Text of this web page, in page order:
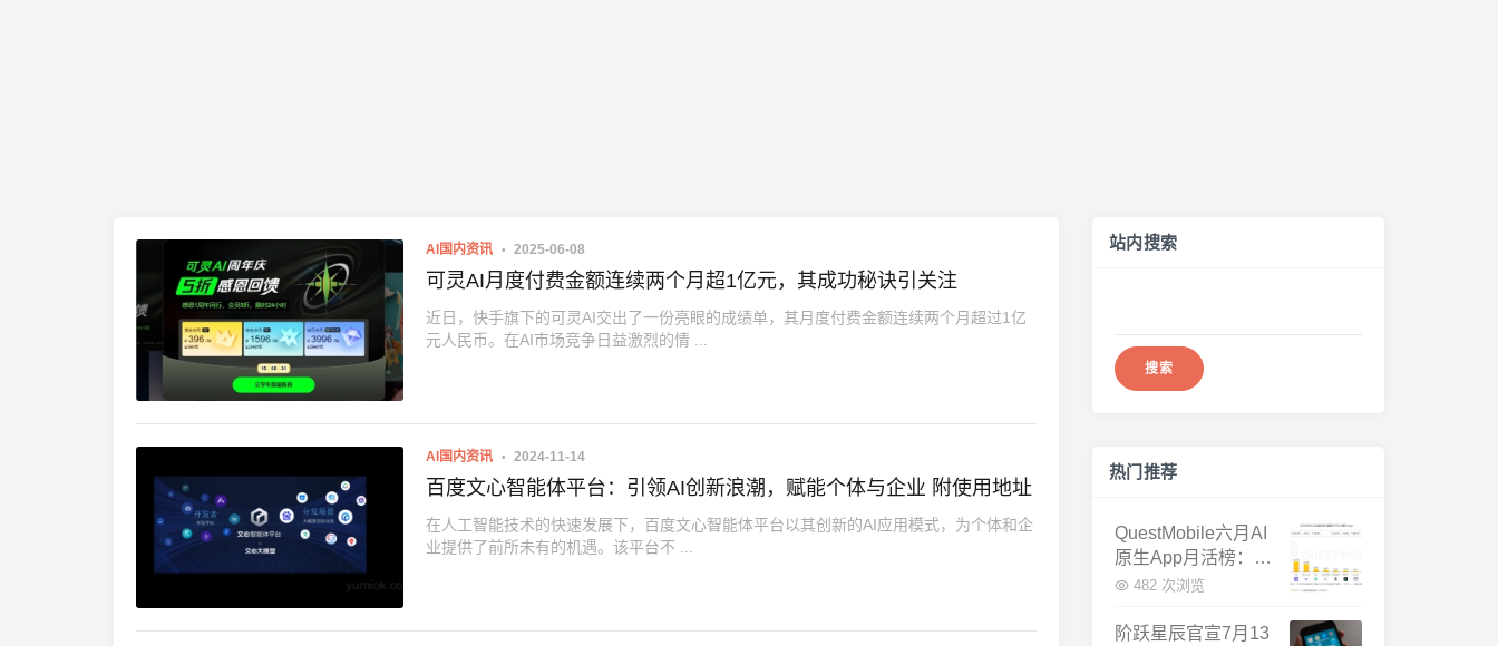
AI国内资讯 2025-06-08
可灵AI月度付费金额连续两个月超1亿元，其成功秘诀引关注
近日，快手旗下的可灵AI交出了一份亮眼的成绩单，其月度付费金额连续两个月超过1亿
元人民币。在AI市场竞争日益激烈的情 ...
AI国内资讯 2024-11-14
百度文心智能体平台：引领AI创新浪潮，赋能个体与企业 附使用地址
在人工智能技术的快速发展下，百度文心智能体平台以其创新的AI应用模式，为个体和企
业提供了前所未有的机遇。该平台不 ...
站内搜索
热门推荐
QuestMobile六月AI
原生App月活榜：豆
包3.8亿断层第一，
倍
482 次浏览
阶跃星辰官宣7月13